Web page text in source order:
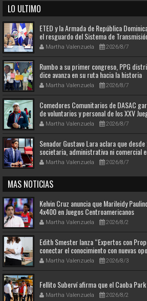
LO ULTIMO
ETED y la Armada de República
el resguardo del Sistema de
fortalecimiento de capacidades.
Martha Valenzuela 2026/8/7
Rumbo a su primer congreso, PPG
dice avanza en su ruta hacia la historia
Martha Valenzuela 2026/8/7
Comedores Comunitarios de DASAC
de voluntarios y personal de los XXV
Caribe Santo Domingo 2026
Martha Valenzuela 2026/8/7
Senador Gustavo Lara aclara que
societaria, administrativa ni comercial
Martha Valenzuela 2026/8/7
MAS NOTICIAS
Kelvin Cruz anuncia que Marileidy
4x400 en Juegos Centroamericanos
Martha Valenzuela 2026/8/2
Edith Smester lanza “Expertos con
conectar el conocimiento con nuevas
Martha Valenzuela 2026/8/3
Fellito Suberví afirma que el Caoba
Martha Valenzuela 2026/8/2